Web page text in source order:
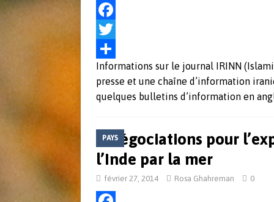
e
rF
a
c
e
o
o
k
T
w
i
t
e
r
P
a
t
a
g
Informations sur le journal IRINN
presse et une chaîne d’information
quelques bulletins d’information en
PAYS
Négociations pour
l’Inde par la mer
février 27, 2014 Rosa Ghahreman 0